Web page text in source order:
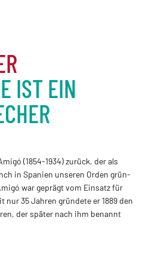
IST EIN
(1854-1934) zurück, der als
in Spanien unse­ren Orden grün­
war ge­prägt vom Ein­satz für
nur 35 Jahren grün­dete er 1889 den
der später nach ihm be­nannt